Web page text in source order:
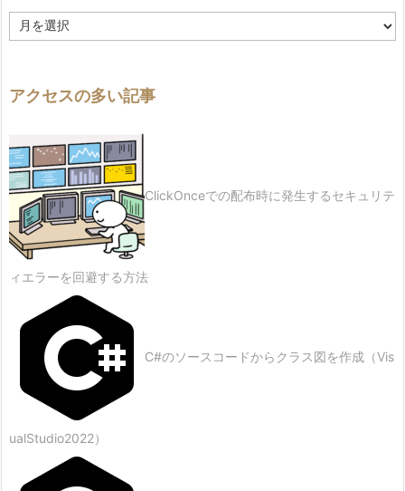
歴
アクセスの多い記事
ClickOnceでの配布時に発生するセキュリテ
ィエラーを回避する方法
C#のソースコードからクラス図を作成（Vis
ualStudio2022）